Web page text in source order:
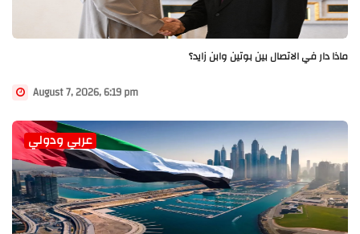
ماذا دار في الاتصال بين بوتين وابن زايد؟
August 7, 2026, 6:19 pm
عربي ودولي